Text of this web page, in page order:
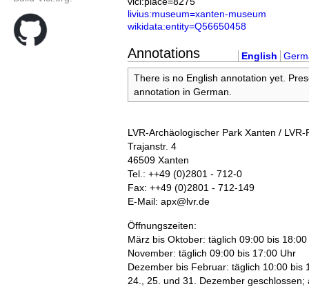
livius:museum=xanten-museum
wikidata:entity=Q56650458
Annotations English
There is no English annotation yet.
annotation in German.
LVR-Archäologischer Park Xanten /
Trajanstr. 4
46509 Xanten
Tel.: ++49 (0)2801 - 712-0
Fax: ++49 (0)2801 - 712-149
E-Mail: apx@lvr.de
Öffnungszeiten:
März bis Oktober: täglich 09:00 bis 18:00
November: täglich 09:00 bis 17:00 Uhr
Dezember bis Februar: täglich 10:00 bis
24., 25. und 31. Dezember geschlossen;